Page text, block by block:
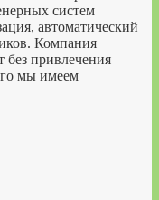
систем
автоматический
Компания
без привлечения
мы имеем